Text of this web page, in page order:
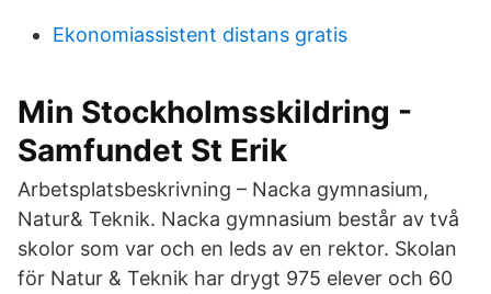
Ekonomiassistent distans gratis
Min Stockholmsskildring -
Samfundet St Erik
Arbetsplatsbeskrivning – Nacka gymnasium,
Natur& Teknik. Nacka gymnasium består av två
skolor som var och en leds av en rektor. Skolan
för Natur & Teknik har drygt 975 elever och 60